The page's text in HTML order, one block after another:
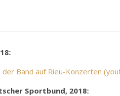
Band auf Rieu-Konzerten
Sportbund, 2018: